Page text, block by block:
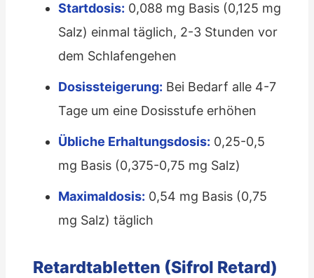
Startdosis: 0,088 mg Basis (0,125 mg
Salz) einmal täglich, 2-3 Stunden vor
dem Schlafengehen
Dosissteigerung: Bei Bedarf alle 4-7
Tage um eine Dosisstufe erhöhen
Übliche Erhaltungsdosis: 0,25-0,5
mg Basis (0,375-0,75 mg Salz)
Maximaldosis: 0,54 mg Basis (0,75
mg Salz) täglich
Retardtabletten (Sifrol Retard)